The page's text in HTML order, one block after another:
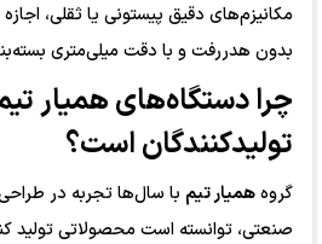
مکانیزم‌های دقیق پیستونی یا ثقلی،
بدون هدررفت و با دقت میلی‌متری
چرا دستگاه‌های همیار
تولیدکنندگان است؟
گروههمیار تیم با سال‌ها تجربه در
صنعتی، توانسته است محصولاتی تولید